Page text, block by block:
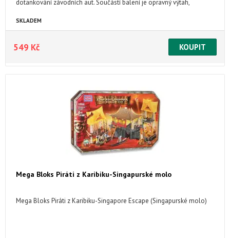
dotankování závodních aut. Součástí balení je opravný výtah,
SKLADEM
549 Kč
Mega Bloks Piráti z Karibiku-Singapurské molo
Mega Bloks Piráti z Karibiku-Singapore Escape (Singapurské molo)